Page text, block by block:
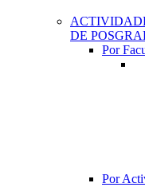
DE
Por
Por